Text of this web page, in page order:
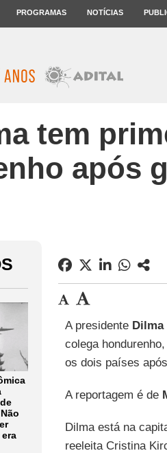
PROGRAMAS NOTÍCIAS
tem
após
A presidente Dilma
colega hondurenho,
os dois países
A reportagem é de
Dilma está na
reeleita Cristina